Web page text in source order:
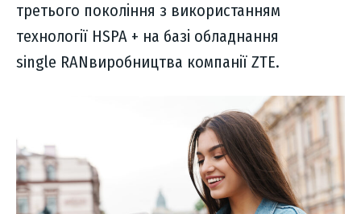
третього покоління з використанням
технології HSPA + на базі обладнання
single RANвиробництва компанії ZTE.